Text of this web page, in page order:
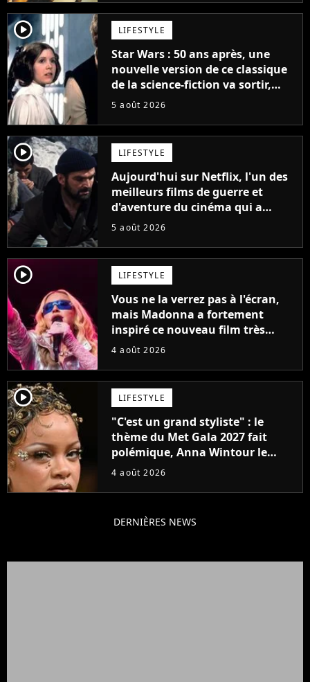
player2 LIFESTYLE
Star Wars : 50 ans après, une
nouvelle version de ce classique
de la science-fiction va sortir,
mais on ne la verra jamais en
5 août 2026
player2 LIFESTYLE
Aujourd'hui sur Netflix, l'un des
meilleurs films de guerre et
d'aventure du cinéma qui a
connu un succès retentissant à
5 août 2026
player2 LIFESTYLE
Vous ne la verrez pas à l'écran,
mais Madonna a fortement
inspiré ce nouveau film très
attendu
4 août 2026
player2 LIFESTYLE
"C'est un grand styliste" : le
thème du Met Gala 2027 fait
polémique, Anna Wintour le
défend
4 août 2026
DERNIÈRES NEWS